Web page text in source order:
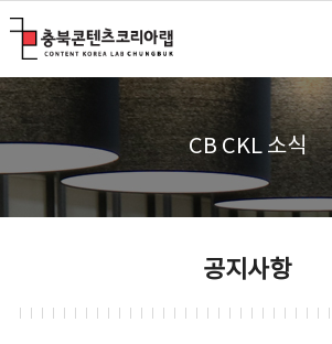
CB CKL 소식
공지사항